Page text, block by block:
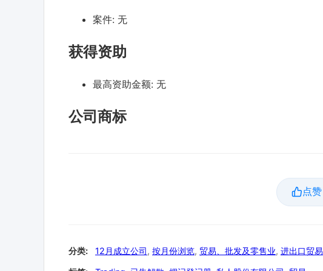
案件: 无
获得资助
最高资助金额: 无
公司商标
点赞
分类: 12月成立公司, 按月份浏览, 贸易、批发及零售业, 进出口贸易